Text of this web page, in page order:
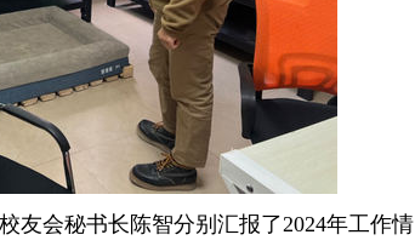
友会秘书长陈智分别汇报了2024年工作情